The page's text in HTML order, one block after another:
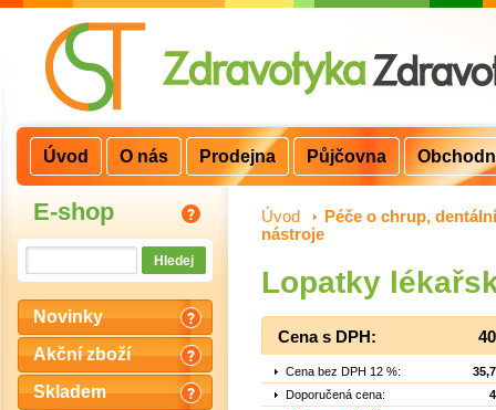
E-shop
Novinky
Akční zboží
Skladem
Úvod >
Péče o chrup,
nástroje
Lopatky
Cena s DPH:
Cena bez DPH 12 %:
Doporučená cena:
Úvod O nás Prodejna Půjčovna